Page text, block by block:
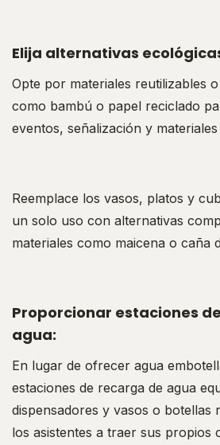
Elija alternativas
Opte por materiales reutilizables
como bambú o papel reciclado
eventos, señalización y
Reemplace los vasos, platos y
un solo uso con alternativas
materiales como maicena o caña
Proporcionar estaciones
agua:
En lugar de ofrecer agua
estaciones de recarga de agua
dispensadores y vasos o botellas
los asistentes a traer sus propios